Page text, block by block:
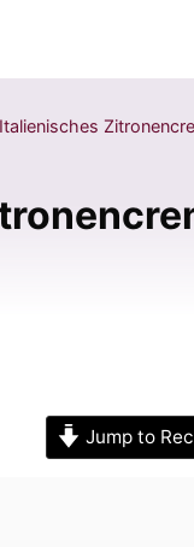
Italienisches
Jump to